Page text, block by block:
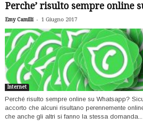
Perche’ risulto sempre online
Emy Camilli - 1 Giugno 2017
Internet
Perché risulto sempre online su Whatsapp?
accorto che alcuni risultano perennemente
che anche gli altri si fanno la stessa domanda...